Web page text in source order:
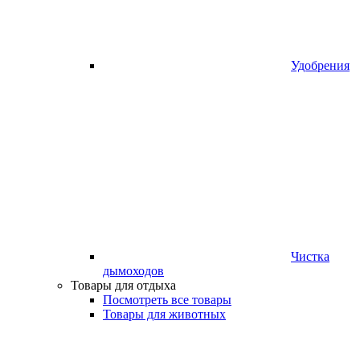
Удобрения
Чистка
дымоходов
Товары для отдыха
Посмотреть все товары
Товары для животных